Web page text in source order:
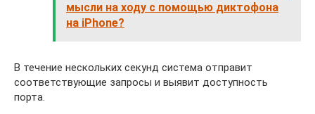
мысли на ходу с помощью диктофона
на iPhone?
В течение нескольких секунд система отправит
соответствующие запросы и выявит доступность
порта.